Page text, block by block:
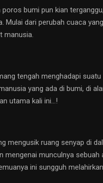
bumi pun kian
dari perubah cuaca
manusia.
tengah menghadapi
yang ada di bumi, di
utama kali ini…!
ruang senyap di
munculnya
ini sungguh